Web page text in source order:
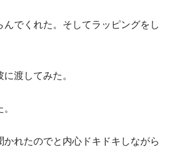
でくれた。そしてラッピングをし
渡してみた。
れたのでと内心ドキドキしながら